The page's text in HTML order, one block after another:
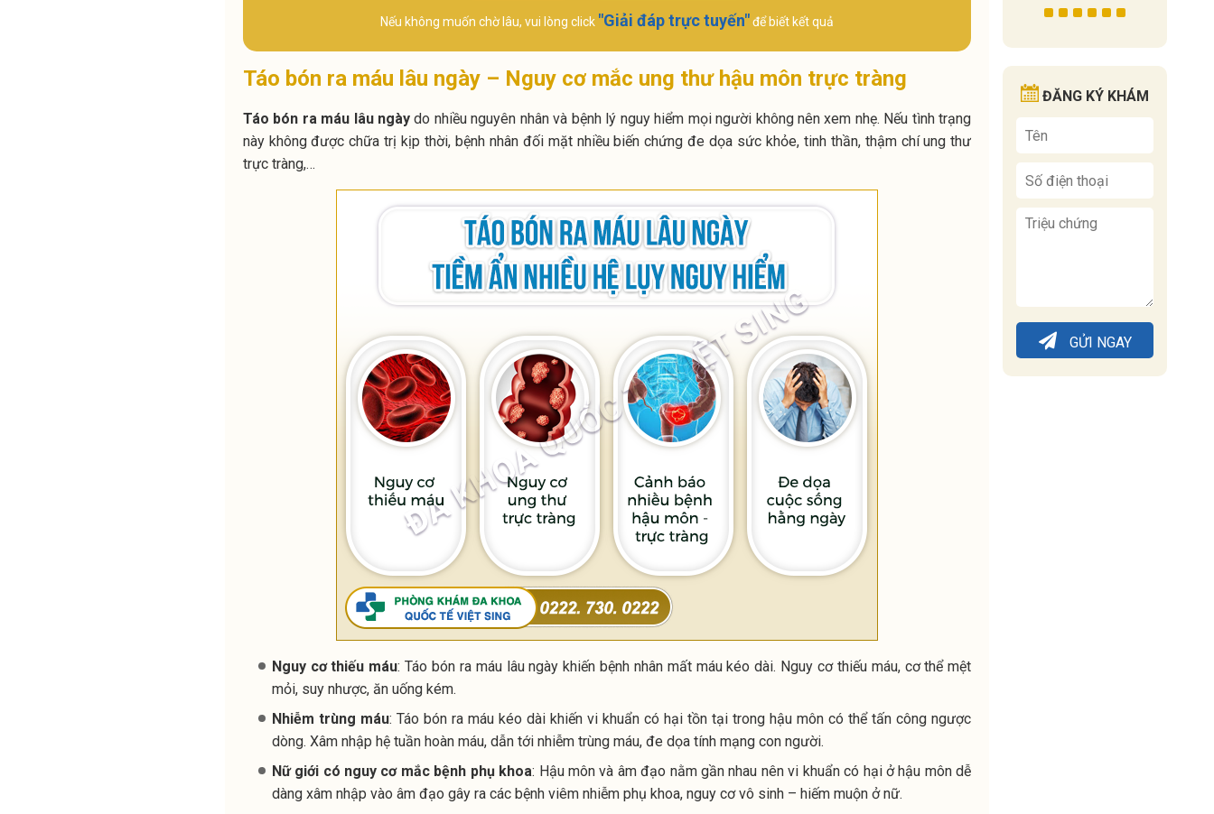
Nếu không muốn chờ lâu, vui lòng click "Giải đáp trực tuyến"để biết kết quả
Táo bón ra máu lâu ngày – Nguy cơ mắc ung thư hậu môn trực tràng
Táo bón ra máu lâu ngàydo nhiều nguyên nhân và bệnh lý nguy hiểm mọi người không nên xem nhẹ. Nếu tình trạng
này không được chữa trị kịp thời, bệnh nhân đối mặt nhiều biến chứng đe dọa sức khỏe, tinh thần, thậm chí ung thư
trực tràng,…
Nguy cơ thiếu máu: Táo bón ra máu lâu ngày khiến bệnh nhân mất máu kéo dài. Nguy cơ thiếu máu, cơ thể mệt
mỏi, suy nhược, ăn uống kém.
Nhiễm trùng máu: Táo bón ra máu kéo dài khiến vi khuẩn có hại tồn tại trong hậu môn có thể tấn công ngược
dòng. Xâm nhập hệ tuần hoàn máu, dẫn tới nhiễm trùng máu, đe dọa tính mạng con người.
Nữ giới có nguy cơ mắc bệnh phụ khoa: Hậu môn và âm đạo nằm gần nhau nên vi khuẩn có hại ở hậu môn dễ
dàng xâm nhập vào âm đạo gây ra các bệnh viêm nhiễm phụ khoa, nguy cơ vô sinh – hiếm muộn ở nữ.
ĐĂNG KÝ KHÁM
GỬI NGAY